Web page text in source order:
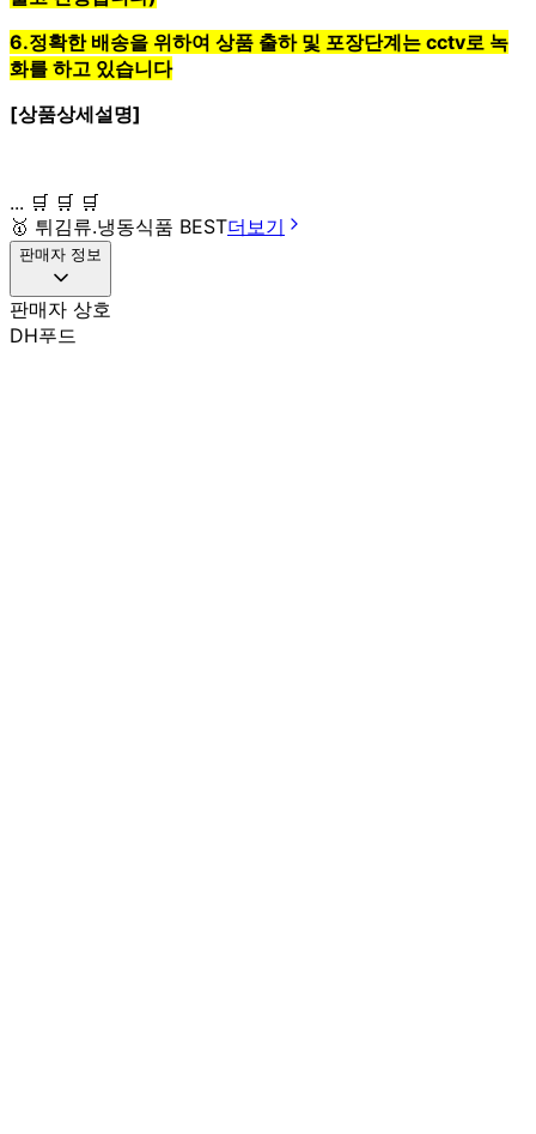
6.정확한 배송을 위하여 상품 출하 및 포장단계는 cctv로 녹
화를 하고 있습니다
[상품상세설명]
... 🛒 🛒 🛒
🥇 튀김류.냉동식품 BEST더보기
판매자 정보
판매자 상호
DH푸드